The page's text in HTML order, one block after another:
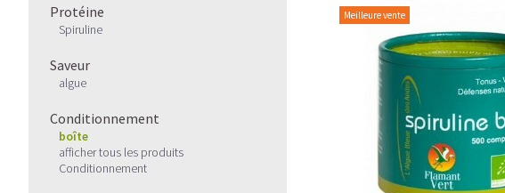
Protéine
Spiruline
Saveur
algue
Conditionnement
boîte
afficher tous les produits
Conditionnement
Meilleure vente